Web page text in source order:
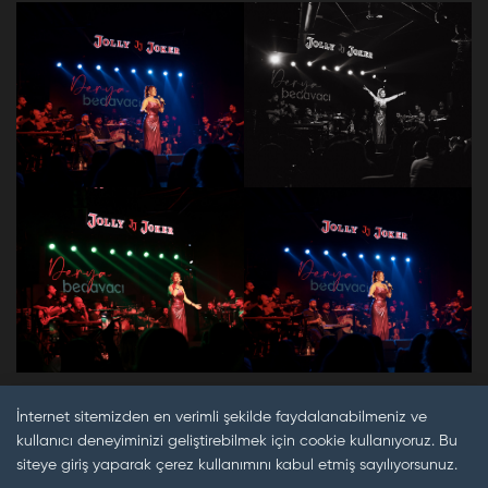
İnternet sitemizden en verimli şekilde faydalanabilmeniz ve
kullanıcı deneyiminizi geliştirebilmek için cookie kullanıyoruz. Bu
siteye giriş yaparak çerez kullanımını kabul etmiş sayılıyorsunuz.